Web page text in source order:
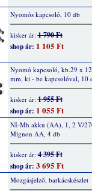
Nyomós kapcsoló, 10 db
kisker ár:1 790 Ft
shop ár: 1 105 Ft
Nyomó kapcsoló, kb.29 x
mm, ki - be kapcsolóval, 10
kisker ár:1 955 Ft
shop ár: 1 055 Ft
NI-Mh akku (AA), 1, 2 V/
Mignon AA, 4 db
kisker ár:4 395 Ft
shop ár: 3 695 Ft
Mozgásjelző, barkácskészlet